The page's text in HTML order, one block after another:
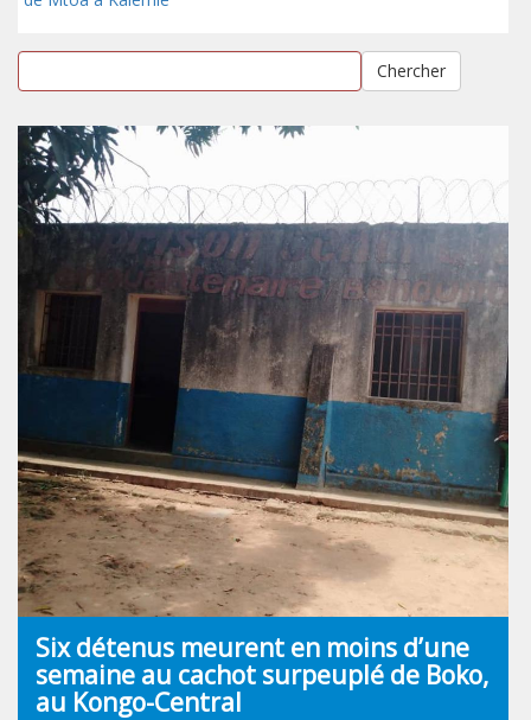
Chercher
Six détenus meurent en moins d’une
semaine au cachot surpeuplé de Boko,
au Kongo-Central